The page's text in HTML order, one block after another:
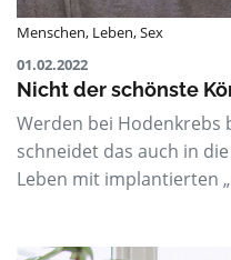
Menschen, Leben,Sex
01.02.2022
Nicht der schönste
Werden bei Hodenkrebs
schneidet das auch in
Leben mit implantierten